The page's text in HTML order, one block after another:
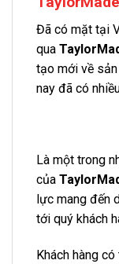
Đã có mặt tại
qua
tạo mới về
nay đã có
Là một trong
của
lực mang đến
tới quý khách
Khách hàng